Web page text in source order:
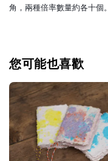
角，兩種倍率數量約各十個。
您可能也喜歡